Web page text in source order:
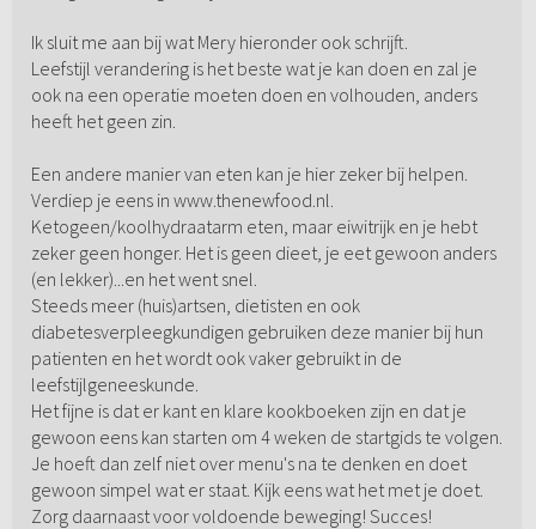
Ik sluit me aan bij wat Mery hieronder ook schrijft.
Leefstijl verandering is het beste wat je kan doen en zal je
ook na een operatie moeten doen en volhouden, anders
heeft het geen zin.
Een andere manier van eten kan je hier zeker bij helpen.
Verdiep je eens in www.thenewfood.nl.
Ketogeen/koolhydraatarm eten, maar eiwitrijk en je hebt
zeker geen honger. Het is geen dieet, je eet gewoon anders
(en lekker)...en het went snel.
Steeds meer (huis)artsen, dietisten en ook
diabetesverpleegkundigen gebruiken deze manier bij hun
patienten en het wordt ook vaker gebruikt in de
leefstijlgeneeskunde.
Het fijne is dat er kant en klare kookboeken zijn en dat je
gewoon eens kan starten om 4 weken de startgids te volgen.
Je hoeft dan zelf niet over menu's na te denken en doet
gewoon simpel wat er staat. Kijk eens wat het met je doet.
Zorg daarnaast voor voldoende beweging! Succes!